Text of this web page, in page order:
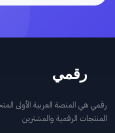
رقمي هي المنصة العربية الأولى
المنتجات الرقمية والمشترين